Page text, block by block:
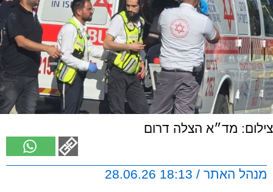
צילום: מד״א הצלה דרום
מנהל האתר / 18:13 28.06.26